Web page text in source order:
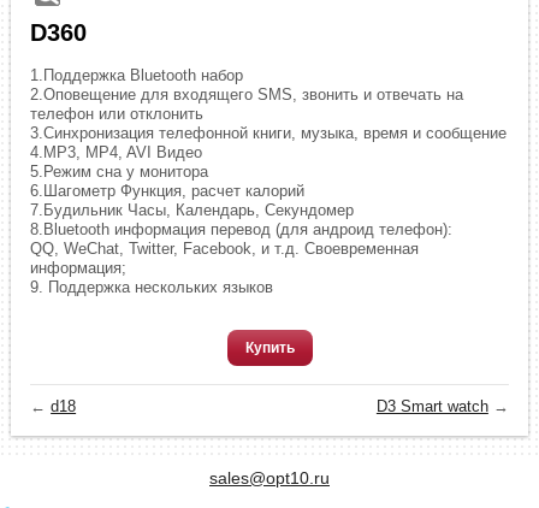
D360
1.Поддержка Bluetooth набор
2.Оповещение для входящего SMS, звонить и отвечать на
телефон или отклонить
3.Синхронизация телефонной книги, музыка, время и сообщение
4.MP3, MP4, AVI Видео
5.Режим сна у монитора
6.Шагометр Функция, расчет калорий
7.Будильник Часы, Календарь, Секундомер
8.Bluetooth информация перевод (для андроид телефон):
QQ, WeChat, Twitter, Facebook, и т.д. Своевременная
информация;
9. Поддержка нескольких языков
Купить
←d18 D3 Smart watch→
sales@opt10.ru